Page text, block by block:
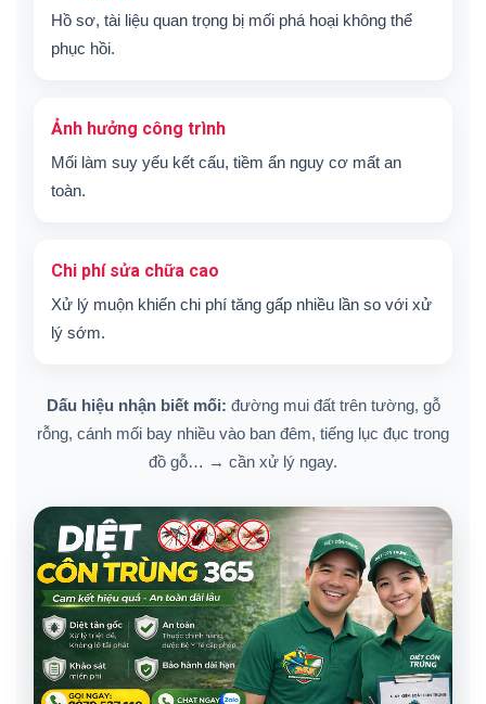
Hồ sơ, tài liệu quan trọng bị mối phá hoại không thể
phục hồi.
Ảnh hưởng công trình
Mối làm suy yếu kết cấu, tiềm ẩn nguy cơ mất an
toàn.
Chi phí sửa chữa cao
Xử lý muộn khiến chi phí tăng gấp nhiều lần so với xử
lý sớm.
Dấu hiệu nhận biết mối: đường mui đất trên tường, gỗ
rỗng, cánh mối bay nhiều vào ban đêm, tiếng lục đục trong
đồ gỗ… → cần xử lý ngay.